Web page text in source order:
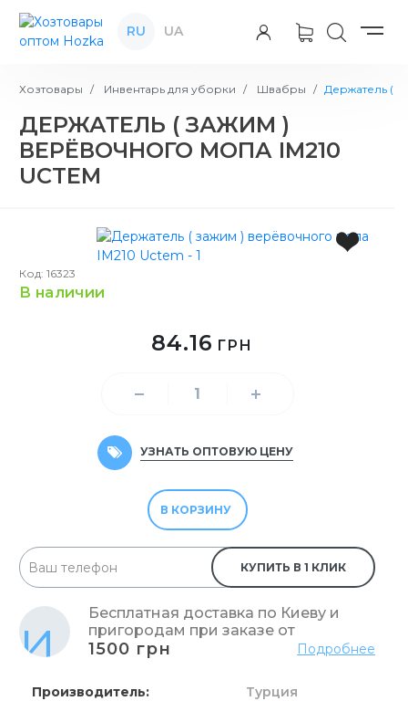
RU UA
Хозтовары Инвентарь для уборки Швабры Держатель (
ДЕРЖАТЕЛЬ ( ЗАЖИМ )
ВЕРЁВОЧНОГО МОПА IM210
UCTEM
Код: 16323
в наличии
84.16 ГРН
УЗНАТЬ ОПТОВУЮ ЦЕНУ
В КОРЗИНУ
КУПИТЬ В 1 КЛИК
Бесплатная доставка по Киеву и
пригородам при заказе от
1500 грн Подробнее
Производитель
Турция